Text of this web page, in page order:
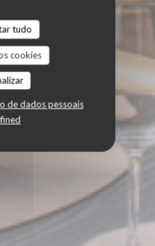
tudo
cookies
de dados pessoais